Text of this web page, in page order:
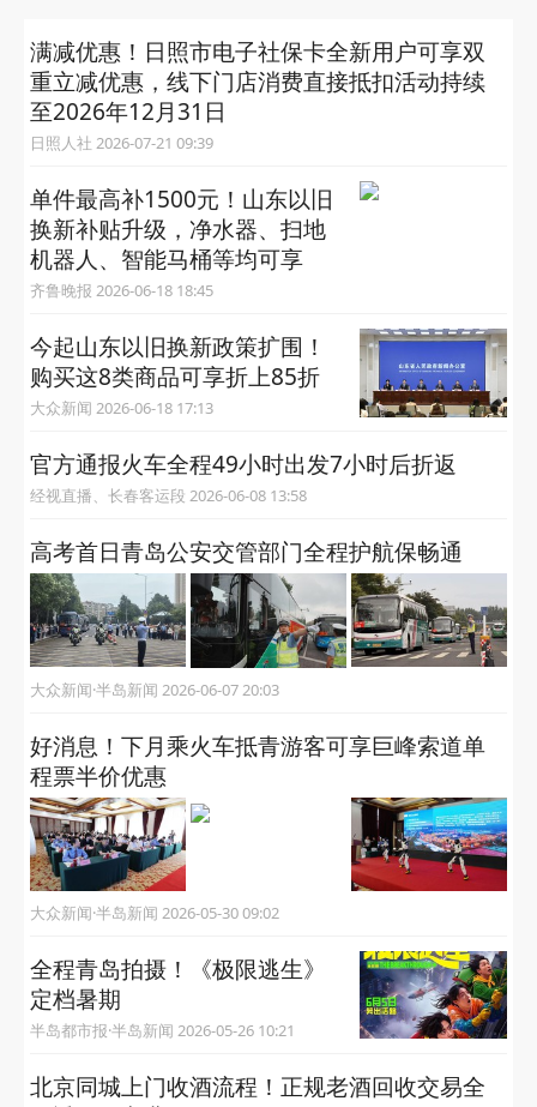
满减优惠！日照市电子社保卡全新用户可享双
重立减优惠，线下门店消费直接抵扣活动持续
至2026年12月31日
日照人社 2026-07-21 09:39
单件最高补1500元！山东以旧
换新补贴升级，净水器、扫地
机器人、智能马桶等均可享
齐鲁晚报 2026-06-18 18:45
今起山东以旧换新政策扩围！
购买这8类商品可享折上85折
大众新闻 2026-06-18 17:13
官方通报火车全程49小时出发7小时后折返
经视直播、长春客运段 2026-06-08 13:58
高考首日青岛公安交管部门全程护航保畅通
大众新闻·半岛新闻 2026-06-07 20:03
好消息！下月乘火车抵青游客可享巨峰索道单
程票半价优惠
大众新闻·半岛新闻 2026-05-30 09:02
全程青岛拍摄！《极限逃生》
定档暑期
半岛都市报·半岛新闻 2026-05-26 10:21
北京同城上门收酒流程！正规老酒回收交易全